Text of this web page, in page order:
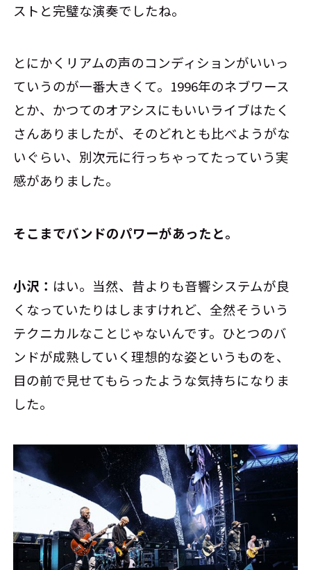
ストと完璧な演奏でしたね。
とにかくリアムの声のコンディションがいいっ
ていうのが一番大きくて。1996年のネブワース
とか、かつてのオアシスにもいいライブはたく
さんありましたが、そのどれとも比べようがな
いぐらい、別次元に行っちゃってたっていう実
感がありました。
――そこまでバンドのパワーがあったと。
小沢： はい。当然、昔よりも音響システムが良
くなっていたりはしますけれど、全然そういう
テクニカルなことじゃないんです。ひとつのバ
ンドが成熟していく理想的な姿というものを、
目の前で見せてもらったような気持ちになりま
した。